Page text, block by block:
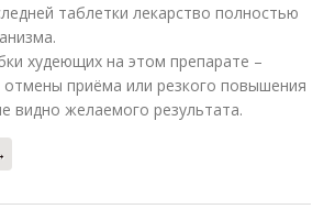
таблетки лекарство полностью
худеющих на этом препарате –
приёма или резкого повышения
видно желаемого результата.